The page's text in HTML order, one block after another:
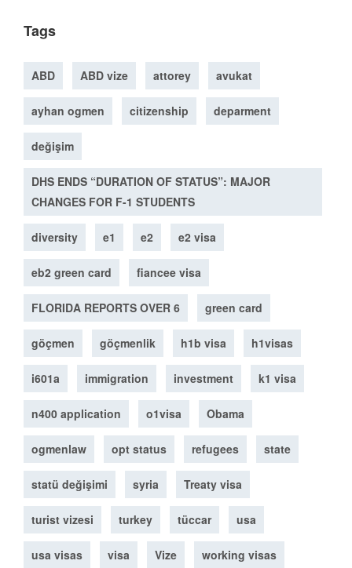
Tags
ABD ABD vize attorey avukat
ayhan ogmen citizenship deparment
değişim
DHS ENDS “DURATION OF STATUS”: MAJOR
CHANGES FOR F-1 STUDENTS
diversity e1 e2 e2 visa
eb2 green card fiancee visa
FLORIDA REPORTS OVER 6 green card
göçmen göçmenlik h1b visa h1visas
i601a immigration investment k1 visa
n400 application o1visa Obama
ogmenlaw opt status refugees state
statü değişimi syria Treaty visa
turist vizesi turkey tüccar usa
usa visas visa Vize working visas